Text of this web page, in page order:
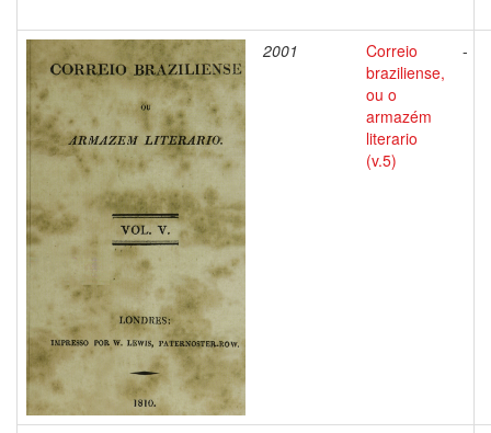
2001
Correio
braziliense,
ou o
armazém
literario
(v.5)
-